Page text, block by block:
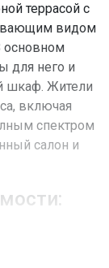
террасой с
видом
основном
для него и
шкаф. Жители
включая
спектром
салон и